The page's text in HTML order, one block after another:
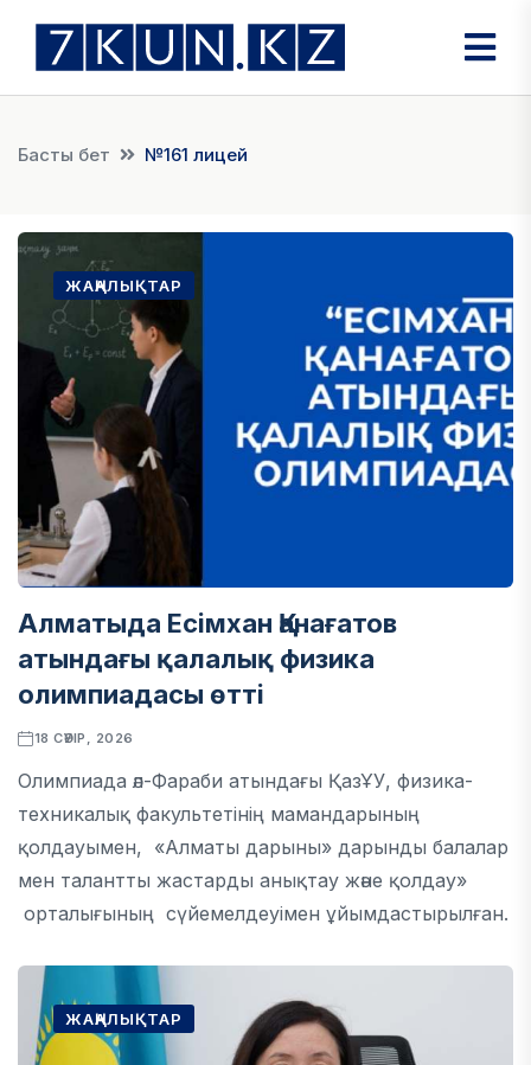
Басты бет №161 лицей
ЖАҢАЛЫҚТАР
Алматыда Есімхан Қанағатов
атындағы қалалық физика
олимпиадасы өтті
18 СӘУІР, 2026
Олимпиада әл-Фараби атындағы ҚазҰУ, физика-
техникалық факультетінің мамандарының
қолдауымен, «Алматы дарыны» дарынды балалар
мен талантты жастарды анықтау және қолдау»
орталығының сүйемелдеуімен ұйымдастырылған.
ЖАҢАЛЫҚТАР